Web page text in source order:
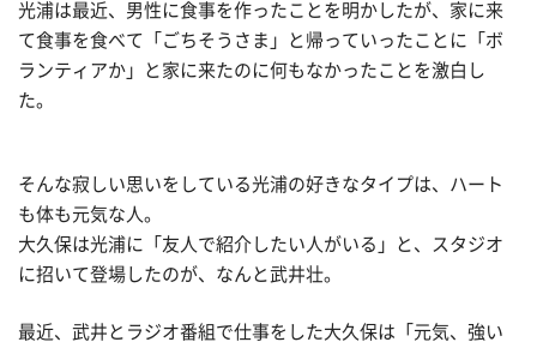
光浦は最近、男性に食事を作ったことを明かしたが、家に来
て食事を食べて「ごちそうさま」と帰っていったことに「ボ
ランティアか」と家に来たのに何もなかったことを激白し
た。
そんな寂しい思いをしている光浦の好きなタイプは、ハート
も体も元気な人。
大久保は光浦に「友人で紹介したい人がいる」と、スタジオ
に招いて登場したのが、なんと武井壮。
最近、武井とラジオ番組で仕事をした大久保は「元気、強い